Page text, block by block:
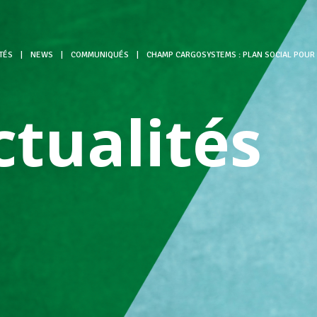
NEWS COMMUNIQUÉS CHAMP CARGOSYSTEMS : PLAN SOCIAL